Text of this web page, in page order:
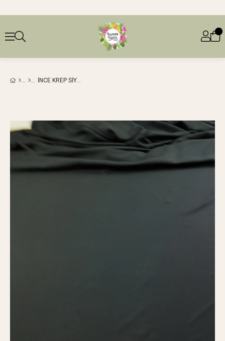
İNCE KREP SIYAH RENKTE (EN 140 CM X BOY 215 CM)